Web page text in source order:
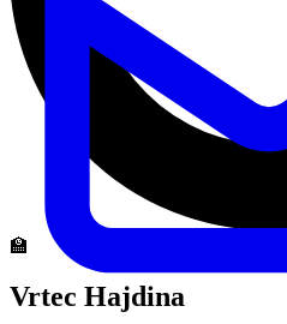
🏫
Vrtec Hajdina